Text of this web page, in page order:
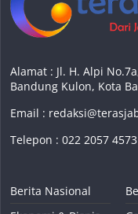
Alamat : Jl. H. Alpi
Bandung Kulon, Kota
Email :
Telepon : 022 2057 4573
Berita Nasional